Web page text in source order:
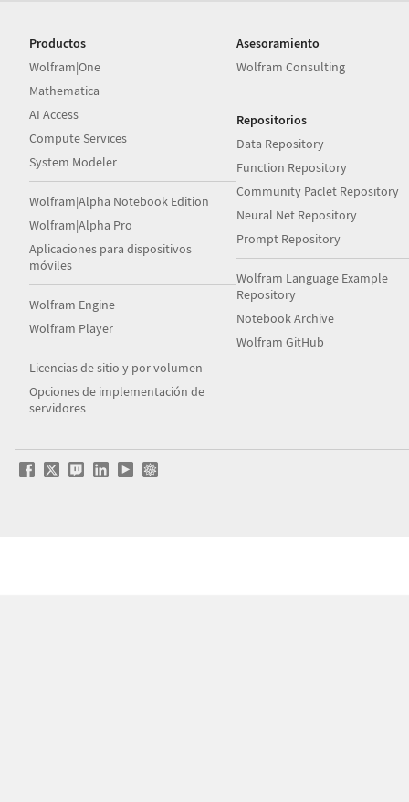
Productos
Wolfram|One
Mathematica
AI Access
Compute Services
System Modeler
Wolfram|Alpha Notebook Edition
Wolfram|Alpha Pro
Aplicaciones para dispositivos
móviles
Wolfram Engine
Wolfram Player
Licencias de sitio y por volumen
Opciones de implementación de
servidores
Asesoramiento
Wolfram Consulting
Repositorios
Data Repository
Function Repository
Community Paclet Repository
Neural Net Repository
Prompt Repository
Wolfram Language Example
Repository
Notebook Archive
Wolfram GitHub